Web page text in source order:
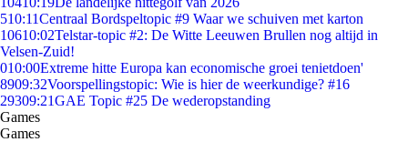
510:11Centraal Bordspeltopic #9 Waar we schuiven met karton
10610:02Telstar-topic #2: De Witte Leeuwen Brullen nog altijd in
Velsen-Zuid!
010:00Extreme hitte Europa kan economische groei tenietdoen'
8909:32Voorspellingstopic: Wie is hier de weerkundige? #16
29309:21GAE Topic #25 De wederopstanding
Games
Games